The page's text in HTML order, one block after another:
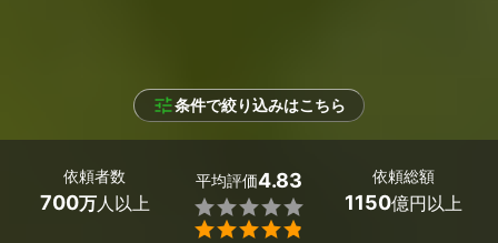
条件で絞り込みはこちら
依頼者数
700万人以上
平均評価4.83


依頼総額
1150億円以上